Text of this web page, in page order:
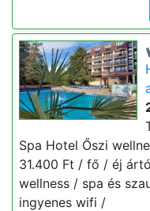
Spa Hotel Őszi
31.400 Ft / fő / éj
wellness / spa és
ingyenes wifi /